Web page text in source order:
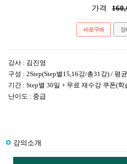
가격
바로구매 장
강사 : 김진영
구성 : 2Step(Step별15,16강/총31강) / 평
기간 : Step별 30일 + 무료 재수강 쿠폰(
난이도 : 중급
강의소개